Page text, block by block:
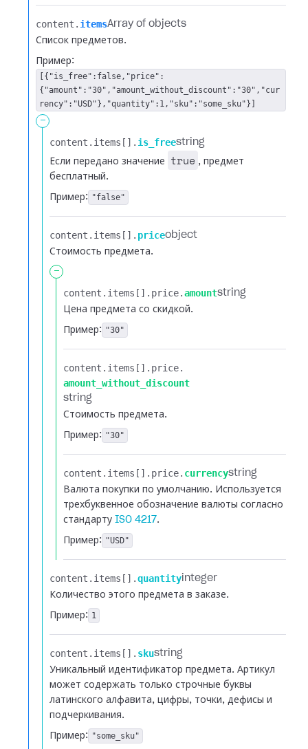
content.​ itemsArray of objects
Список предметов.
Пример:
[{"is_free":false,"price":
{"amount":"30","amount_without_discount":"30","cur
rency":"USD"},"quantity":1,"sku":"some_sku"}]
-
content.​ items[].​ is_freestring
Если передано значение
true , предмет
бесплатный.
Пример: "false"
content.​ items[].​ priceobject
Стоимость предмета.
-
content.​ items[].​ price.​amountstring
Цена предмета со скидкой.
Пример: "30"
content.​ items[].​ price.​
amount_without_discount
string
Стоимость предмета.
Пример: "30"
content.​ items[].​ price.​ currencystring
Валюта покупки по умолчанию. Используется
трехбуквенное обозначение валюты согласно
стандарту ISO 4217.
Пример: "USD"
content.​ items[].​quantity integer
Количество этого предмета в заказе.
Пример: 1
content.​ items[].​ skustring
Уникальный идентификатор предмета. Артикул
может содержать только строчные буквы
латинского алфавита, цифры, точки, дефисы и
подчеркивания.
Пример: "some_sku"